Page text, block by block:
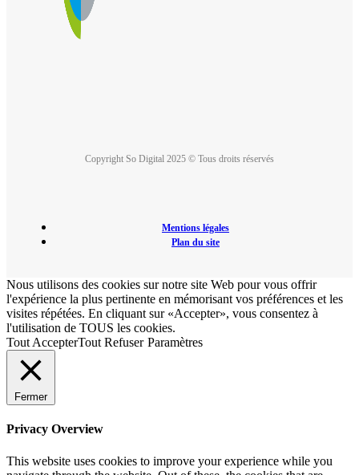
Copyright So Digital 2025 © Tous droits réservés
Mentions légales
Plan du site
Nous utilisons des cookies sur notre site Web pour vous offrir
l'expérience la plus pertinente en mémorisant vos préférences et les
visites répétées. En cliquant sur «Accepter», vous consentez à
l'utilisation de TOUS les cookies.
Tout AccepterTout Refuser Paramètres
Fermer
Privacy Overview
This website uses cookies to improve your experience while you